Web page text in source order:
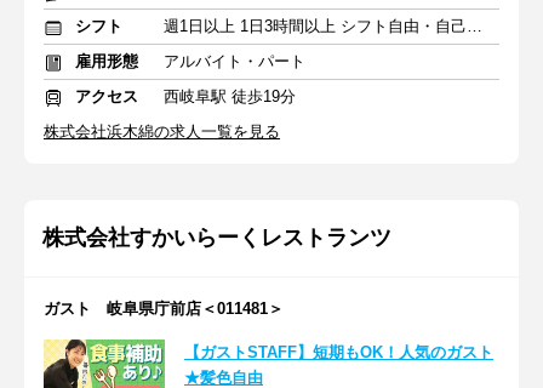
シフト
週1日以上 1日3時間以上 シフト自由・自己申告
雇用形態
アルバイト・パート
アクセス
西岐阜駅 徒歩19分
株式会社浜木綿の求人一覧を見る
株式会社すかいらーくレストランツ
ガスト 岐阜県庁前店＜011481＞
【ガストSTAFF】短期もOK！人気のガスト
★髪色自由